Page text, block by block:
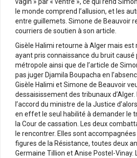
le monde comprend l’allusion, et les
entre guillemets. Simone de Beauvoir
courriers de soutien à son article.
Gisèle Halimi retourne à Alger mais est
ayant pris connaissance du bruit causé
métropole ainsi que de l’article de
pas juger Djamila Boupacha en
Gisèle Halimi et Simone de Beauvoir
dessaisissement des tribunaux
l’accord du ministre de la Justice
en effet le seul habilité à demander le
la Cour de cassation. Les deux
le rencontrer. Elles sont
figures de la Résistance, toutes deux
Germaine Tillion et Anise Postel-Vinay.